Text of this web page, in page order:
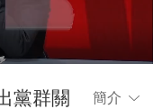
黨群關
簡介